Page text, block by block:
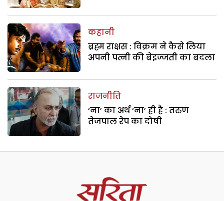
कहानी
ब्रह्म राक्षस : विक्रम ने कैसे लिया
अपनी पत्नी की बेइज्जती का बदला
राजनीति
‘ना’ का अर्थ ‘ना’ ही है : तरुण
तेजपाल रेप का दोषी